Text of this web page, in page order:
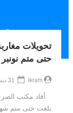
حتى متم
ikram
أفاد مكتب